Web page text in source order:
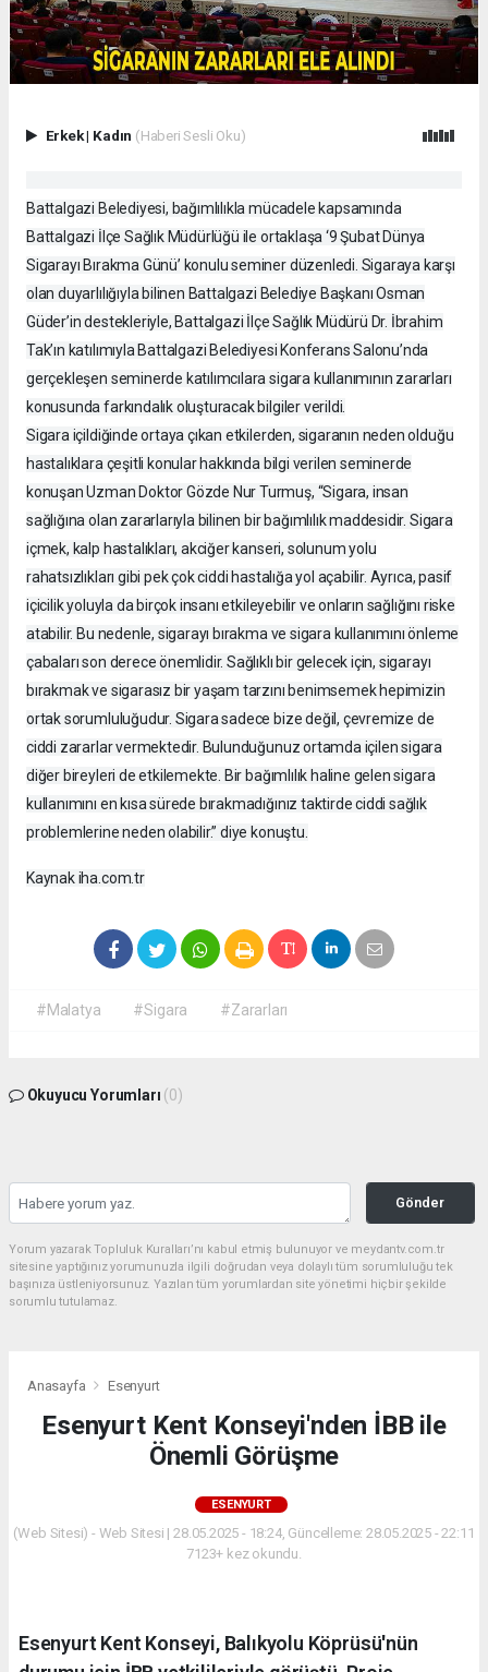
Erkek| Kadın (Haberi Sesli Oku)
Battalgazi Belediyesi, bağımlılıkla mücadele kapsamında
Battalgazi İlçe Sağlık Müdürlüğü ile ortaklaşa ‘9 Şubat Dünya
Sigarayı Bırakma Günü’ konulu seminer düzenledi. Sigaraya karşı
olan duyarlılığıyla bilinen Battalgazi Belediye Başkanı Osman
Güder’in destekleriyle, Battalgazi İlçe Sağlık Müdürü Dr. İbrahim
Tak’ın katılımıyla Battalgazi Belediyesi Konferans Salonu’nda
gerçekleşen seminerde katılımcılara sigara kullanımının zararları
konusunda farkındalık oluşturacak bilgiler verildi.
Sigara içildiğinde ortaya çıkan etkilerden, sigaranın neden olduğu
hastalıklara çeşitli konular hakkında bilgi verilen seminerde
konuşan Uzman Doktor Gözde Nur Turmuş, “Sigara, insan
sağlığına olan zararlarıyla bilinen bir bağımlılık maddesidir. Sigara
içmek, kalp hastalıkları, akciğer kanseri, solunum yolu
rahatsızlıkları gibi pek çok ciddi hastalığa yol açabilir. Ayrıca, pasif
içicilik yoluyla da birçok insanı etkileyebilir ve onların sağlığını riske
atabilir. Bu nedenle, sigarayı bırakma ve sigara kullanımını önleme
çabaları son derece önemlidir. Sağlıklı bir gelecek için, sigarayı
bırakmak ve sigarasız bir yaşam tarzını benimsemek hepimizin
ortak sorumluluğudur. Sigara sadece bize değil, çevremize de
ciddi zararlar vermektedir. Bulunduğunuz ortamda içilen sigara
diğer bireyleri de etkilemekte. Bir bağımlılık haline gelen sigara
kullanımını en kısa sürede bırakmadığınız taktirde ciddi sağlık
problemlerine neden olabilir.” diye konuştu.
Kaynak iha.com.tr
#Malatya #Sigara #Zararları
Okuyucu Yorumları (0)
Gönder
Yorum yazarak Topluluk Kuralları’nı kabul etmiş bulunuyor ve meydantv.com.tr
sitesine yaptığınız yorumunuzla ilgili doğrudan veya dolaylı tüm sorumluluğu tek
başınıza üstleniyorsunuz. Yazılan tüm yorumlardan site yönetimi hiçbir şekilde
sorumlu tutulamaz.
Anasayfa Esenyurt
Esenyurt Kent Konseyi'nden İBB ile
Önemli Görüşme
ESENYURT
(Web Sitesi) - Web Sitesi | 28.05.2025 - 18:24, Güncelleme: 28.05.2025 - 22:11
7123+ kez okundu.
Esenyurt Kent Konseyi, Balıkyolu Köprüsü'nün